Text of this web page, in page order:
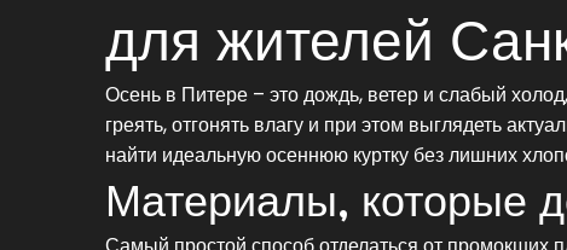
для жителей
Осень в Питере – это дождь, ветер и слабый
греять, отгонять влагу и при этом выглядеть
найти идеальную осеннюю куртку без лишних
Материалы, которые